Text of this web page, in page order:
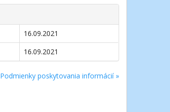
16.09.2021
16.09.2021
Podmienky poskytovania informácií »